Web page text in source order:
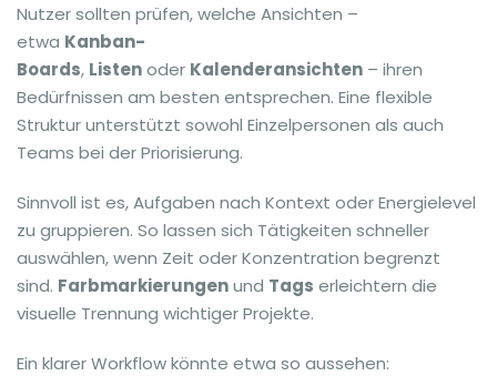
Nutzer sollten prüfen, welche Ansichten –
etwa Kanban-
Boards, Listenoder Kalenderansichten – ihren
Bedürfnissen am besten entsprechen. Eine flexible
Struktur unterstützt sowohl Einzelpersonen als auch
Teams bei der Priorisierung.
Sinnvoll ist es, Aufgaben nach Kontext oder Energielevel
zu gruppieren. So lassen sich Tätigkeiten schneller
auswählen, wenn Zeit oder Konzentration begrenzt
sind. Farbmarkierungenund Tags erleichtern die
visuelle Trennung wichtiger Projekte.
Ein klarer Workflow könnte etwa so aussehen: